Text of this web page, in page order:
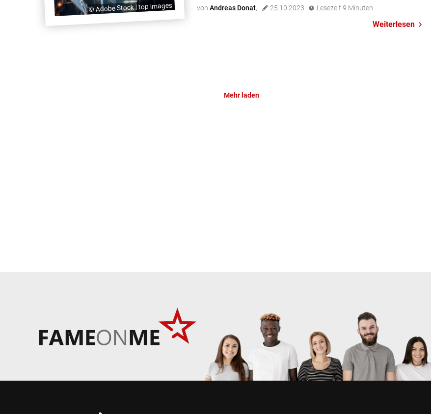
© Adobe Stock | top images
der Model Branche hat sie immer mehr ihre virtuellen Finger […]
vonAndreas Donat, 25.10.2023 Lesezeit 9 Minuten
Weiterlesen
Mehr laden